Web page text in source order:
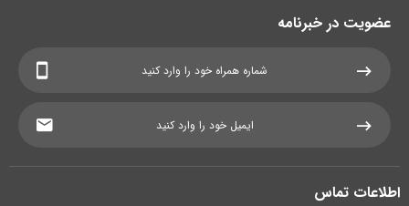
عضویت در خبرنامه
اطلاعات تماس